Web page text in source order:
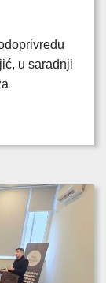
u saradnji